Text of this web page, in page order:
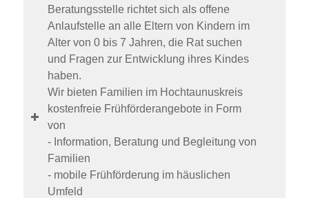
Beratungsstelle richtet sich als offene
Anlaufstelle an alle Eltern von Kindern im
Alter von 0 bis 7 Jahren, die Rat suchen
und Fragen zur Entwicklung ihres Kindes
haben.
Wir bieten Familien im Hochtaunuskreis
kostenfreie Frühförderangebote in Form
von
- Information, Beratung und Begleitung von
Familien
- mobile Frühförderung im häuslichen
Umfeld